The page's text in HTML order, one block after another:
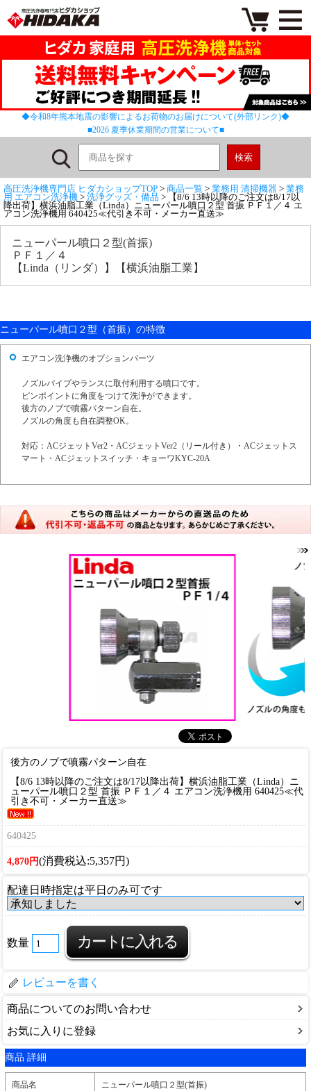
◆令和8年熊本地震の影響によるお荷物のお届けについて(外部リンク)◆
■2026 夏季休業期間の営業について■
高圧洗浄機専門店 ヒダカショップTOP > 商品一覧 > 業務用 清掃機器 > 業務
用 エアコン洗浄機 > 洗浄グッズ・備品 > 【8/6 13時以降のご注文は8/17以
降出荷】横浜油脂工業（Linda）ニューパール噴口２型 首振 ＰＦ１／４ エ
アコン洗浄機用 640425≪代引き不可・メーカー直送≫
ニューパール噴口２型(首振)
ＰＦ１／４
【Linda（リンダ）】【横浜油脂工業】
ニューパール噴口２型（首振）の特徴
エアコン洗浄機のオプションパーツ
ノズルパイプやランスに取付利用する噴口です。
ピンポイントに角度をつけて洗浄ができます。
後方のノブで噴霧パターン自在。
ノズルの角度も自在調整OK。
対応：ACジェットVer2・ACジェットVer2（リール付き）・ACジェットス
マート・ACジェットスイッチ・キョーワKYC-20A
後方のノブで噴霧パターン自在
【8/6 13時以降のご注文は8/17以降出荷】横浜油脂工業（Linda）ニ
ューパール噴口２型 首振 ＰＦ１／４ エアコン洗浄機用 640425≪代
引き不可・メーカー直送≫
640425
4,870円(消費税込:5,357円)
配達日時指定は平日のみ可です
数量
レビューを書く
商品についてのお問い合わせ
お気に入りに登録
商品 詳細
商品名 ニューパール噴口２型(首振)